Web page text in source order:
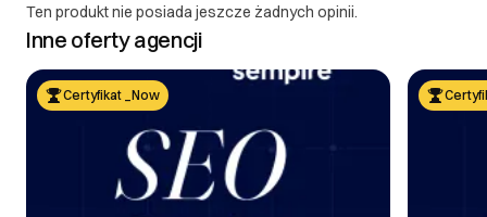
Ten produkt nie posiada jeszcze żadnych opinii.
Inne oferty agencji
Certyfikat _Now